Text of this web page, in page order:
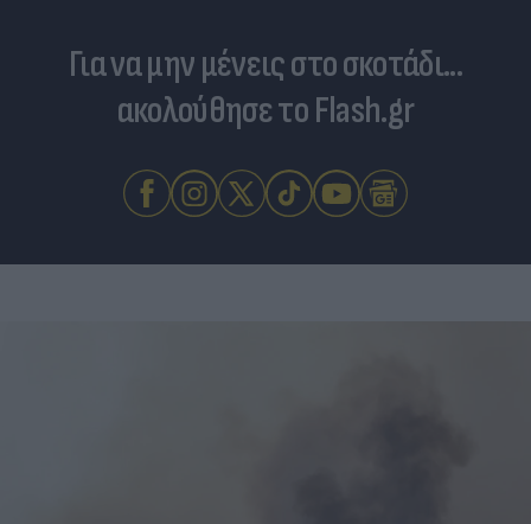
Για να μην μένεις στο σκοτάδι...
ακολούθησε το Flash.gr